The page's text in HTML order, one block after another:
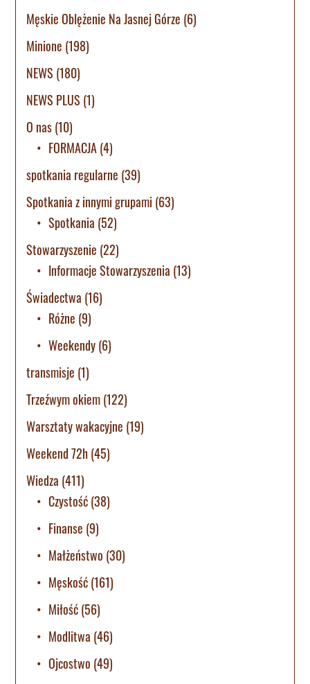
Męskie Oblężenie Na Jasnej Górze (6)
Minione (198)
NEWS (180)
NEWS PLUS (1)
O nas(10)
FORMACJA(4)
spotkania regularne (39)
Spotkania z innymi grupami (63)
Spotkania (52)
Stowarzyszenie (22)
Informacje Stowarzyszenia (13)
Świadectwa (16)
Różne (9)
Weekendy(6)
transmisje (1)
Trzeźwym okiem(122)
Warsztaty wakacyjne (19)
Weekend 72h(45)
Wiedza (411)
Czystość(38)
Finanse (9)
Małżeństwo (30)
Męskość(161)
Miłość(56)
Modlitwa (46)
Ojcostwo (49)